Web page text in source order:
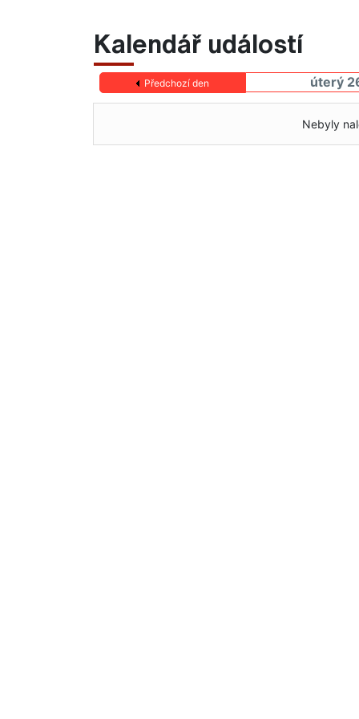
Kalendář událostí
Předchozí den úterý
Nebyly